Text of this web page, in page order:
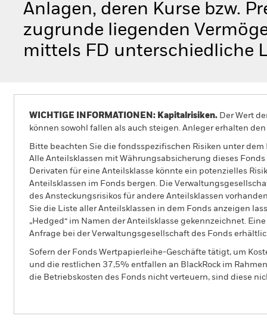
Anlagen, deren Kurse bzw.
zugrunde liegenden
mittels FD unterschiedliche
WICHTIGE INFORMATIONEN: Kapitalrisiken. Der Wert
können sowohl fallen als auch steigen. Anleger erhalten
Bitte beachten Sie die fondsspezifischen Risiken unter dem
Alle Anteilsklassen mit Währungsabsicherung dieses
Derivaten für eine Anteilsklasse könnte ein potenzielles
Anteilsklassen im Fonds bergen. Die
des Ansteckungsrisikos für andere Anteilsklassen
Sie die Liste aller Anteilsklassen in dem Fonds anzeigen
„Hedged“ im Namen der Anteilsklasse gekennzeichnet.
Anfrage bei der Verwaltungsgesellschaft des Fonds
Sofern der Fonds Wertpapierleihe-Geschäfte tätigt, um
und die restlichen 37,5% entfallen an BlackRock im
die Betriebskosten des Fonds nicht verteuern, sind diese